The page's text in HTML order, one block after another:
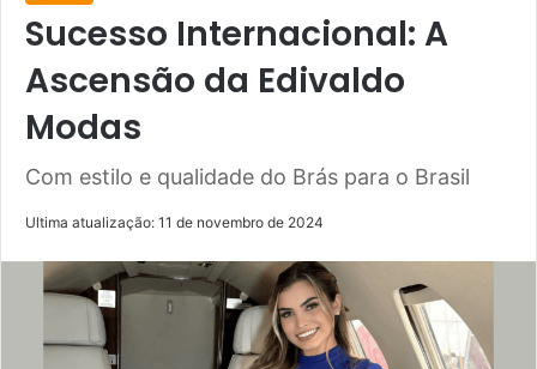
Sucesso Internacional: A
Ascensão da Edivaldo
Modas
Com estilo e qualidade do Brás para o Brasil
Ultima atualização: 11 de novembro de 2024